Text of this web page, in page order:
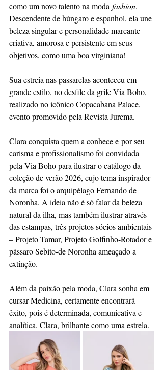
como um novo talento na moda fashion.
Descendente de húngaro e espanhol, ela une
beleza singular e personalidade marcante –
criativa, amorosa e persistente em seus
objetivos, como uma boa virginiana!
Sua estreia nas passarelas aconteceu em
grande estilo, no desfile da grife Via Boho,
realizado no icônico Copacabana Palace,
evento promovido pela Revista Jurema.
Clara conquista quem a conhece e por seu
carisma e profissionalismo foi convidada
pela Via Boho para ilustrar o catálogo da
coleção de verão 2026, cujo tema inspirador
da marca foi o arquipélago Fernando de
Noronha. A ideia não é só falar da beleza
natural da ilha, mas também ilustrar através
das estampas, três projetos sócios ambientais
– Projeto Tamar, Projeto Golfinho-Rotador e
pássaro Sebito-de Noronha ameaçado a
extinção.
Além da paixão pela moda, Clara sonha em
cursar Medicina, certamente encontrará
êxito, pois é determinada, comunicativa e
analítica. Clara, brilhante como uma estrela.